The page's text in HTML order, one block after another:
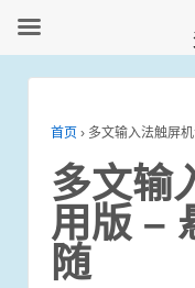
首页 › 多文输入法触屏
多文输
用版 –
随